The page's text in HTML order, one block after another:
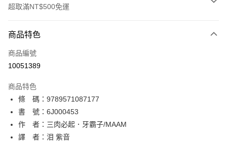
超取滿NT$500免運
信用卡一次付款
超商取貨付款
相關說明
【關於「AFTEE先享後付」】
AFTEE先享後付是「在收到商品之後才付款」的支付方式。 讓您購物簡單
便利好安心！
１．簡單：不需註冊會員、不需綁卡、不需儲值。
２．便利：只要手機號碼，簡訊認證，即可結帳。
ATM付款
運送方式
商品特色
商品編號
10051389
商品特色
條 碼：9789571087177
書 號：6J000453
作 者：三肉必起．牙霸子/MAAM
譯 者：泪 紫音